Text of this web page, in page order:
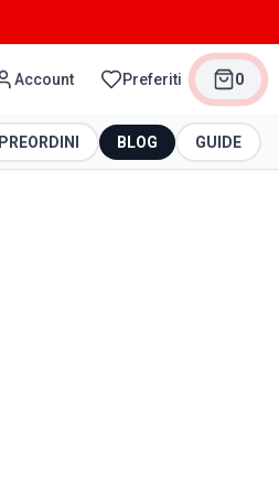
Account Preferiti 0
PREORDINI BLOG GUIDE